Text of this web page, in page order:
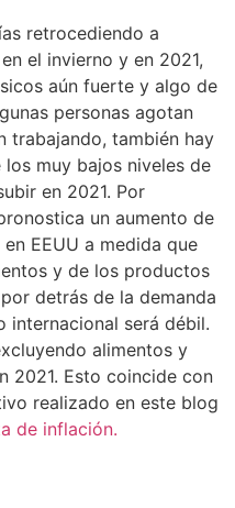
retrocediendo a
el invierno y en 2021,
aún fuerte y algo de
personas agotan
trabajando, también hay
muy bajos niveles de
en 2021. Por
un aumento de
EEUU a medida que
y de los productos
detrás de la demanda
internacional será débil.
alimentos y
2021. Esto coincide con
realizado en este blog
de inflación.